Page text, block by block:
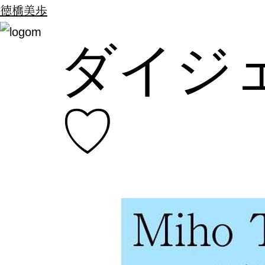
徳橋美歩
ダイジ
♡